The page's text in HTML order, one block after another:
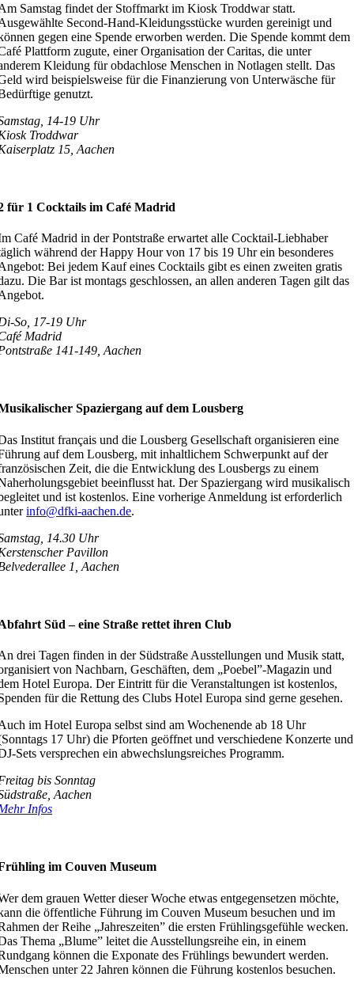
Samstag findet der Stoffmarkt im Kiosk Troddwar statt.
Second-Hand-Kleidungsstücke wurden gereinigt und
gegen eine Spende erworben werden. Die Spende kommt dem
Plattform zugute, einer Organisation der Caritas, die unter
Kleidung für obdachlose Menschen in Notlagen stellt. Das
wird beispielsweise für die Finanzierung von Unterwäsche für
genutzt.
14-19 Uhr
Troddwar
15, Aachen
für 1 Cocktails im Café Madrid
Café Madrid in der Pontstraße erwartet alle Cocktail-Liebhaber
während der Happy Hour von 17 bis 19 Uhr ein besonderes
Bei jedem Kauf eines Cocktails gibt es einen zweiten gratis
Die Bar ist montags geschlossen, an allen anderen Tagen gilt das
So, 17-19 Uhr
Madrid
141-149, Aachen
Spaziergang auf dem Lousberg
Institut français und die Lousberg Gesellschaft organisieren eine
auf dem Lousberg, mit inhaltlichem Schwerpunkt auf der
Zeit, die die Entwicklung des Lousbergs zu einem
beeinflusst hat. Der Spaziergang wird musikalisch
und ist kostenlos. Eine vorherige Anmeldung ist erforderlich
info@dfki-aachen.de.
14.30 Uhr
Pavillon
1, Aachen
Süd – eine Straße rettet ihren Club
drei Tagen finden in der Südstraße Ausstellungen und Musik statt,
von Nachbarn, Geschäften, dem „Poebel”-Magazin und
Hotel Europa. Der Eintritt für die Veranstaltungen ist kostenlos,
für die Rettung des Clubs Hotel Europa sind gerne gesehen.
im Hotel Europa selbst sind am Wochenende ab 18 Uhr
17 Uhr) die Pforten geöffnet und verschiedene Konzerte und
Sets versprechen ein abwechslungsreiches Programm.
bis Sonntag
Aachen
Infos
im Couven Museum
dem grauen Wetter dieser Woche etwas entgegensetzen möchte,
die öffentliche Führung im Couven Museum besuchen und im
der Reihe „Jahreszeiten” die ersten Frühlingsgefühle wecken.
Thema „Blume” leitet die Ausstellungsreihe ein, in einem
können die Exponate des Frühlings bewundert werden.
unter 22 Jahren können die Führung kostenlos besuchen.